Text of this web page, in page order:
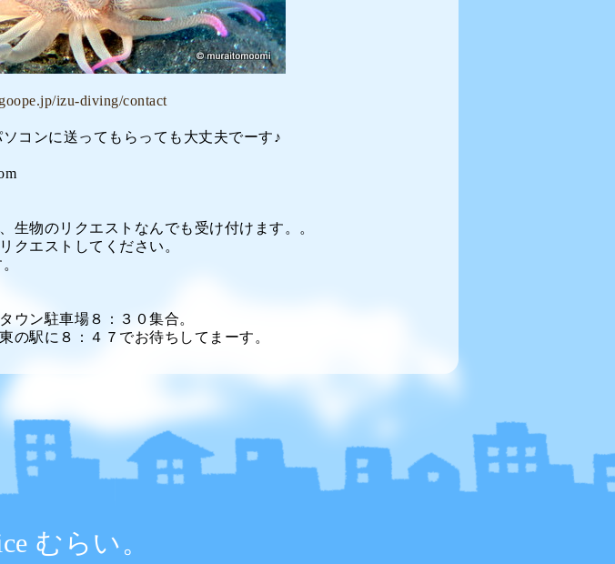
izu-diving/contact
コンに送ってもらっても大丈夫でーす♪
生物のリクエストなんでも受け付けます。。
クエストしてください。
ウン駐車場８：３０集合。
の駅に８：４７でお待ちしてまーす。
むらい。